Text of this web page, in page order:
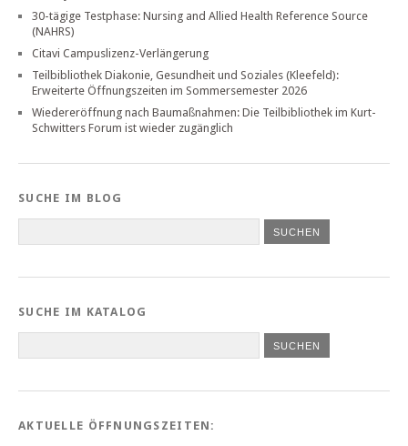
30-tägige Testphase: Nursing and Allied Health Reference Source
(NAHRS)
Citavi Campuslizenz-Verlängerung
Teilbibliothek Diakonie, Gesundheit und Soziales (Kleefeld):
Erweiterte Öffnungszeiten im Sommersemester 2026
Wiedereröffnung nach Baumaßnahmen: Die Teilbibliothek im Kurt-
Schwitters Forum ist wieder zugänglich
SUCHE IM BLOG
SUCHE IM KATALOG
SUCHEN
AKTUELLE ÖFFNUNGSZEITEN: